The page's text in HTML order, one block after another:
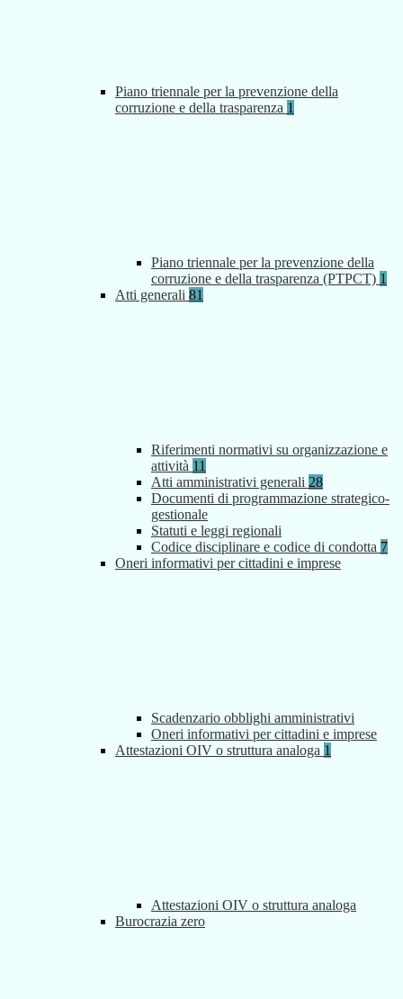
Piano triennale per la prevenzione della
corruzione e della trasparenza 1
Piano triennale per la prevenzione della
corruzione e della trasparenza (PTPCT) 1
Atti generali 81
Riferimenti normativi su organizzazione e
attività 11
Atti amministrativi generali 28
Documenti di programmazione strategico-
gestionale
Statuti e leggi regionali
Codice disciplinare e codice di condotta 7
Oneri informativi per cittadini e imprese
Scadenzario obblighi amministrativi
Oneri informativi per cittadini e imprese
Attestazioni OIV o struttura analoga 1
Attestazioni OIV o struttura analoga
Burocrazia zero